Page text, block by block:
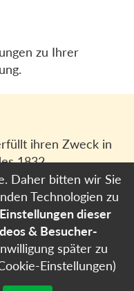
zu Ihrer
ihren Zweck in
1832
der
und Medien
Daher bitten wir Sie
Technologien zu
dieser
& Besucher-
später zu
Einstellungen)